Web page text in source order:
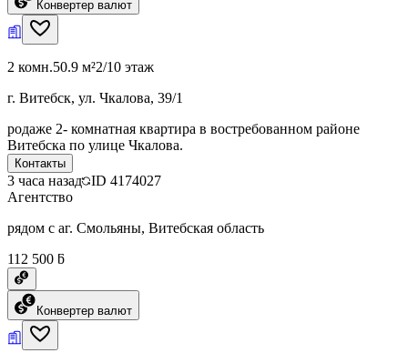
Конвертер валют
2 комн.50.9 м²2/10 этаж
г. Витебск, ул. Чкалова, 39/1
родаже 2- комнатная квартира в востребованном районе
Витебска по улице Чкалова.
Контакты
3 часа назад ID 4174027
Агентство
рядом с аг. Смольяны, Витебская область
112 500 ƃ
Конвертер валют